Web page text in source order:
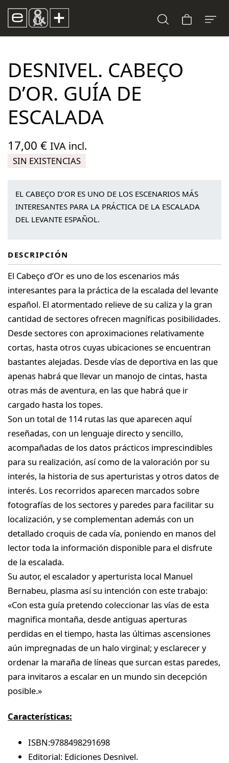
DESNIVEL. CABEÇO
D’OR. GUÍA DE
ESCALADA
17,00 € IVA incl.
SIN EXISTENCIAS
EL CABEÇO D’OR ES UNO DE LOS ESCENARIOS MÁS
INTERESANTES PARA LA PRÁCTICA DE LA ESCALADA
DEL LEVANTE ESPAÑOL.
DESCRIPCIÓN
El Cabeço d’Or es uno de los escenarios más
interesantes para la práctica de la escalada del levante
español. El atormentado relieve de su caliza y la gran
cantidad de sectores ofrecen magníficas posibilidades.
Desde sectores con aproximaciones relativamente
cortas, hasta otros cuyas ubicaciones se encuentran
bastantes alejadas. Desde vías de deportiva en las que
apenas habrá que llevar un manojo de cintas, hasta
otras más de aventura, en las que habrá que ir
cargado hasta los topes.
Son un total de 114 rutas las que aparecen aquí
reseñadas, con un lenguaje directo y sencillo,
acompañadas de los datos prácticos imprescindibles
para su realización, así como de la valoración por su
interés, la historia de sus aperturistas y otros datos de
interés. Los recorridos aparecen marcados sobre
fotografías de los sectores y paredes para facilitar su
localización, y se complementan además con un
detallado croquis de cada vía, poniendo en manos del
lector toda la información disponible para el disfrute
de la escalada.
Su autor, el escalador y aperturista local Manuel
Bernabeu, plasma así su intención con este trabajo:
«Con esta guía pretendo coleccionar las vías de esta
magnifica montaña, desde antiguas aperturas
perdidas en el tiempo, hasta las últimas ascensiones
aún impregnadas de un halo virginal; y esclarecer y
ordenar la maraña de líneas que surcan estas paredes,
para invitaros a escalar en un mundo sin decepción
posible.»
Características:
ISBN:9788498291698
Editorial: Ediciones Desnivel.